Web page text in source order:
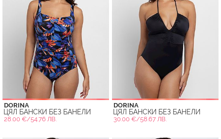
DORINA
ЦЯЛ БАНСКИ БЕЗ БАНЕЛИ
28.00 €/54.76 ЛВ.
DORINA
ЦЯЛ БАНСКИ БЕЗ БАНЕЛИ
30.00 €/58.67 ЛВ.